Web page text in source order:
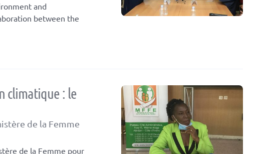
and
between the
climatique : le
de la Femme
de la Femme pour